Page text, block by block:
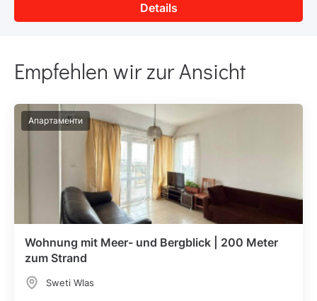
Details
Empfehlen wir zur Ansicht
Апартаменти
Wohnung mit Meer- und Bergblick | 200 Meter
zum Strand
Sweti Wlas